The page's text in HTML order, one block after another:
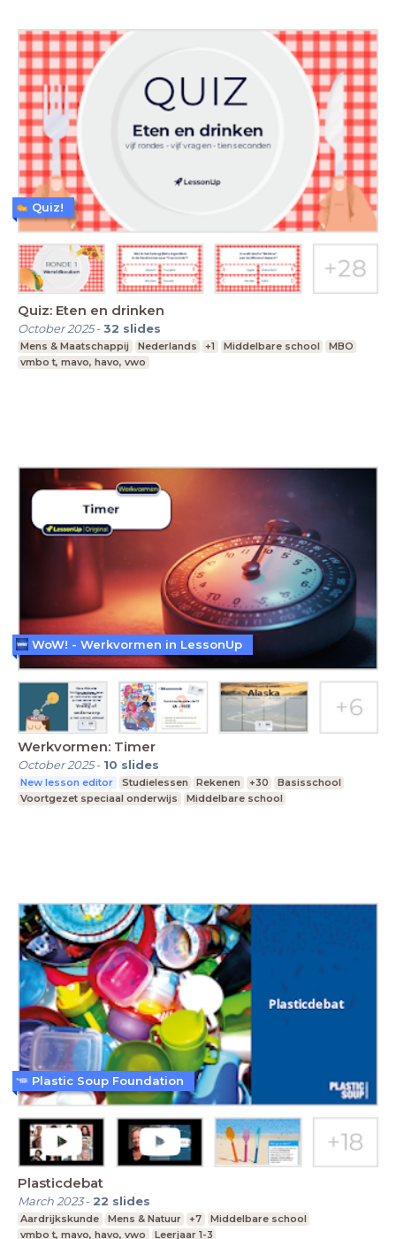
Quiz: Eten en drinken
October 2025-32 slides
Mens & Maatschappij Nederlands +1 Middelbare school
MBO
vmbo t, mavo, havo, vwo
Quiz!
Werkvormen: Timer
October 2025- 10 slides
New lesson editor Studielessen Rekenen +30
Basisschool
Voortgezet speciaal onderwijs
Middelbare school
WoW! - Werkvormen in LessonUp
Plasticdebat
March 2023- 22 slides
Aardrijkskunde Mens & Natuur +7
Middelbare school
vmbo t, mavo, havo, vwo
Leerjaar 1-3
Plastic Soup Foundation